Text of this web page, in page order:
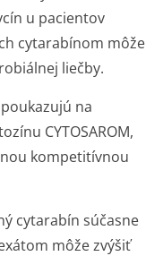
u pacientov
cytarabínom môže
liečby.
na
CYTOSAROM,
kompetitívnou
cytarabín súčasne
môže zvýšiť